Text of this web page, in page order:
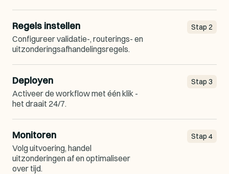
Regels instellen Stap 2
Configureer validatie-, routerings- en
uitzonderingsafhandelingsregels.
Deployen Stap 3
Activeer de workflow met één klik -
het draait 24/7.
Monitoren Stap 4
Volg uitvoering, handel
uitzonderingen af en optimaliseer
over tijd.